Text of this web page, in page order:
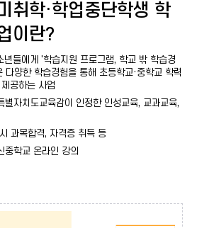
취학·학업중단학생 학
이란?
년들에게 '학습지원 프로그램, 학교 밖 학습경
다양한 학습경험을 통해 초등학교·중학교 학력
공하는 사업
별자치도교육감이 인정한 인성교육, 교과교육,
과목합격, 자격증 취득 등
중학교 온라인 강의